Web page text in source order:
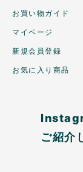
お買い物ガイド
マイページ
新規会員登録
お気に入り商品
ご紹介